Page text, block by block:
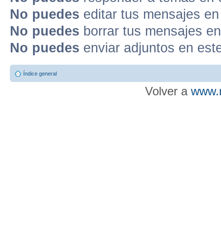
No puedes editar tus mensajes
No puedes borrar tus mensajes
No puedes enviar adjuntos en
Índice general
Volver a